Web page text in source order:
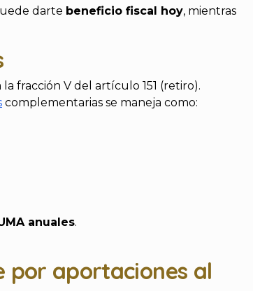
darte beneficio fiscal hoy, mientras
la fracción V del artículo 151 (retiro).
complementarias se maneja como:
anuales.
por aportaciones al